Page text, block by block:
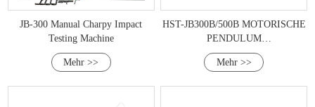
JB-300 Manual Charpy Impact
Testing Machine
Mehr >>
HST-JB300B/500B MOTORISCHE
PENDULUM
AUFFÜGENEMBEREM
(300J/500J)
Mehr >>